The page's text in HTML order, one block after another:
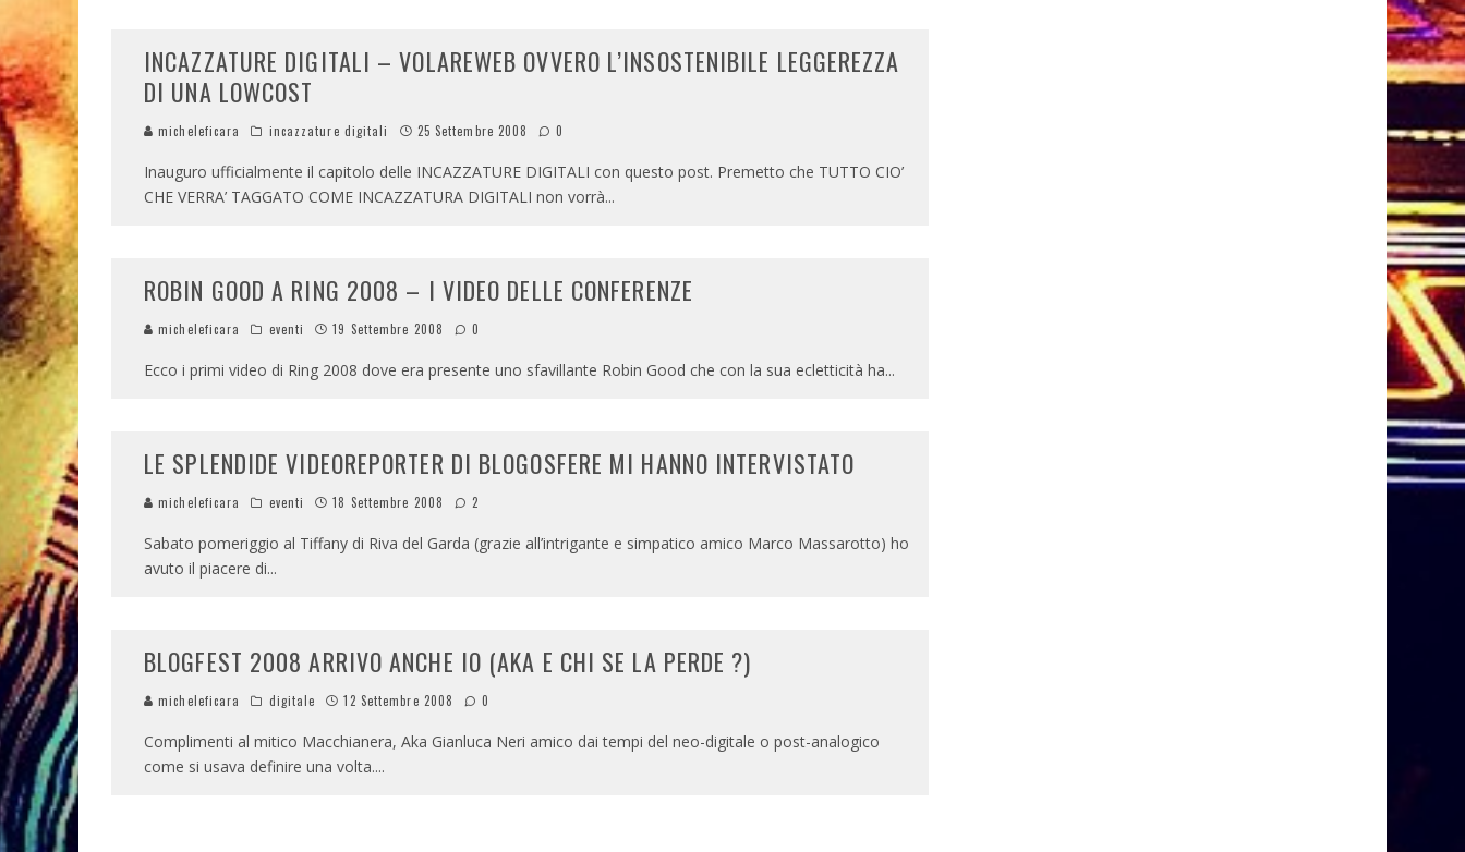
INCAZZATURE DIGITALI – VOLAREWEB OVVERO L’INSOSTENIBILE LEGGEREZZA
DI UNA LOWCOST
micheleficara incazzature digitali 25 Settembre 2008 0
Inauguro ufficialmente il capitolo delle INCAZZATURE DIGITALI con questo post. Premetto che TUTTO CIO’
CHE VERRA’ TAGGATO COME INCAZZATURA DIGITALI non vorrà...
ROBIN GOOD A RING 2008 – I VIDEO DELLE CONFERENZE
micheleficara eventi 19 Settembre 2008 0
Ecco i primi video di Ring 2008 dove era presente uno sfavillante Robin Good che con la sua ecletticità ha...
LE SPLENDIDE VIDEOREPORTER DI BLOGOSFERE MI HANNO INTERVISTATO
micheleficara eventi 18 Settembre 2008 2
Sabato pomeriggio al Tiffany di Riva del Garda (grazie all’intrigante e simpatico amico Marco Massarotto) ho
avuto il piacere di...
BLOGFEST 2008 ARRIVO ANCHE IO (AKA E CHI SE LA PERDE ?)
micheleficara digitale 12 Settembre 2008 0
Complimenti al mitico Macchianera, Aka Gianluca Neri amico dai tempi del neo-digitale o post-analogico
come si usava definire una volta....